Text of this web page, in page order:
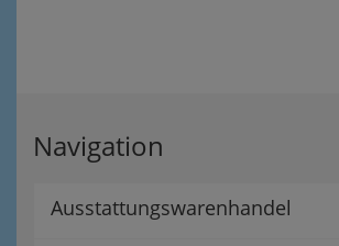
Navigation
Ausstattungswarenhandel